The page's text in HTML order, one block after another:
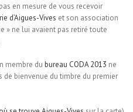
en mesure de vous recevoir
d’Aigues-Vives et son association
» ne lui avaient pas retiré toute
membre du bureau CODA 2013 ne
de bienvenue du timbre du premier